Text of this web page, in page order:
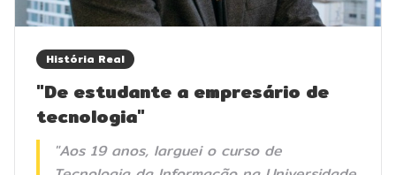
História Real
"De estudante a empresário de
tecnologia"
"Aos 19 anos, larguei o curso de